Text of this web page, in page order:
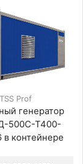
TSS Prof
генератор
500С-Т400-
контейнере